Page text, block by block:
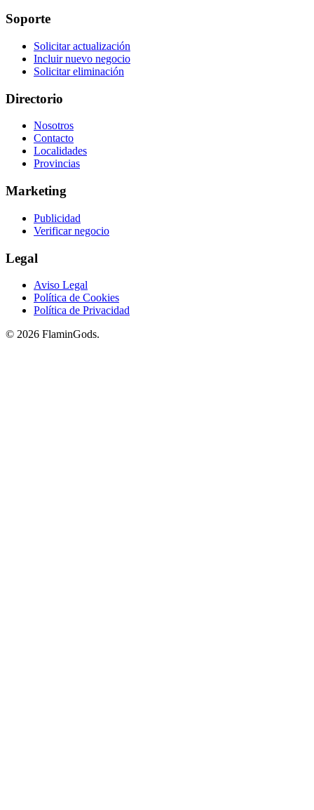
Soporte
Solicitar actualización
Incluir nuevo negocio
Solicitar eliminación
Directorio
Nosotros
Contacto
Localidades
Provincias
Marketing
Publicidad
Verificar negocio
Legal
Aviso Legal
Política de Cookies
Política de Privacidad
© 2026 FlaminGods.